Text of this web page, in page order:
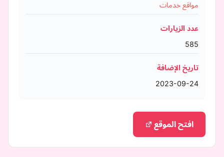
مواقع خدمات
عدد الزيارات
585
تاريخ الإضافة
2023-09-24
افتح الموقع